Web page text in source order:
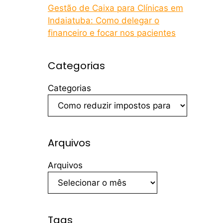
Gestão de Caixa para Clínicas em
Indaiatuba: Como delegar o
financeiro e focar nos pacientes
Categorias
Categorias
Arquivos
Arquivos
Tags